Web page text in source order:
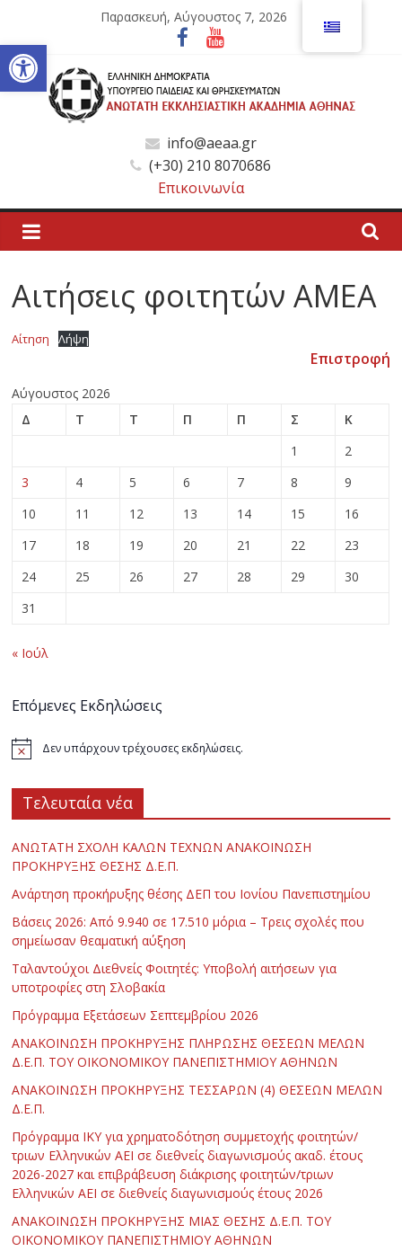
Ανοίξτε τη γραμμή εργαλείων
περιεχόμενο
Παρασκευή, Αύγουστος 7, 2026
Ανώτατη
Εκκλησιαστική
Ακαδημία
Αθηνών
Ανώτατη
Εκκλησιαστική
Αθηνών
info@aeaa.gr
(+30) 210 8070686
Επικοινωνία
Αιτήσεις φοιτητών ΑΜΕΑ
Αίτηση Λήψη
Επιστροφή
Αύγουστος 2026
Δ
Τ Τ Π Π Σ
Κ
1
2
3
4 5 6 7 8
9
10
11 12 13 14 15
16
17
18 19 20 21 22
23
24
25 26 27 28 29
30
31
« Ιούλ
Επόμενες Εκδηλώσεις
Δεν υπάρχουν τρέχουσες εκδηλώσεις.
Τελευταία νέα
ΑΝΩΤΑΤΗ ΣΧΟΛΗ ΚΑΛΩΝ ΤΕΧΝΩΝ ΑΝΑΚΟΙΝΩΣΗ
ΠΡΟΚΗΡΥΞΗΣ ΘΕΣΗΣ Δ.Ε.Π.
Ανάρτηση προκήρυξης θέσης ΔΕΠ του Ιονίου Πανεπιστημίου
Βάσεις 2026: Από 9.940 σε 17.510 μόρια – Τρεις σχολές που
σημείωσαν θεαματική αύξηση
Ταλαντούχοι Διεθνείς Φοιτητές: Υποβολή αιτήσεων για
υποτροφίες στη Σλοβακία
Πρόγραμμα Εξετάσεων Σεπτεμβρίου 2026
ΑΝΑΚΟΙΝΩΣΗ ΠΡΟΚΗΡΥΞΗΣ ΠΛΗΡΩΣΗΣ ΘΕΣΕΩΝ ΜΕΛΩΝ
Δ.Ε.Π. ΤΟΥ ΟΙΚΟΝΟΜΙΚΟΥ ΠΑΝΕΠΙΣΤΗΜΙΟΥ ΑΘΗΝΩΝ
ΑΝΑΚΟΙΝΩΣΗ ΠΡΟΚΗΡΥΞΗΣ ΤΕΣΣΑΡΩΝ (4) ΘΕΣΕΩΝ ΜΕΛΩΝ
Δ.Ε.Π.
Πρόγραμμα ΙΚΥ για χρηματοδότηση συμμετοχής φοιτητών/
τριων Ελληνικών ΑΕΙ σε διεθνείς διαγωνισμούς ακαδ. έτους
2026-2027 και επιβράβευση διάκρισης φοιτητών/τριων
Ελληνικών ΑΕΙ σε διεθνείς διαγωνισμούς έτους 2026
ΑΝΑΚΟΙΝΩΣΗ ΠΡΟΚΗΡΥΞΗΣ ΜΙΑΣ ΘΕΣΗΣ Δ.Ε.Π. ΤΟΥ
ΟΙΚΟΝΟΜΙΚΟΥ ΠΑΝΕΠΙΣΤΗΜΙΟΥ ΑΘΗΝΩΝ